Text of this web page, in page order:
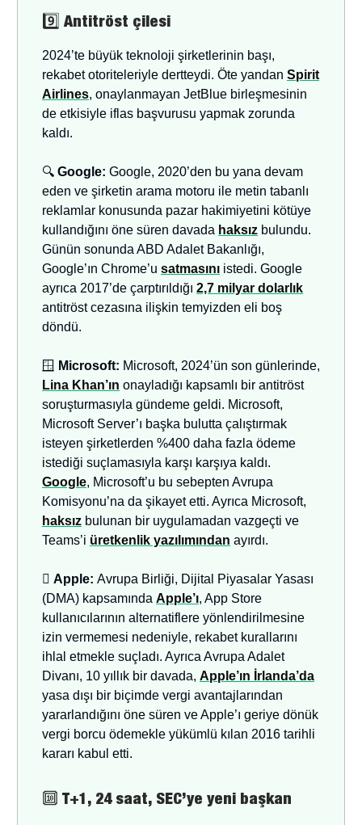
9️⃣ Antitröst çilesi
2024’te büyük teknoloji şirketlerinin başı,
rekabet otoriteleriyle dertteydi. Öte yandan Spirit
Airlines, onaylanmayan JetBlue birleşmesinin
de etkisiyle iflas başvurusu yapmak zorunda
kaldı.
🔍 Google: Google, 2020’den bu yana devam
eden ve şirketin arama motoru ile metin tabanlı
reklamlar konusunda pazar hakimiyetini kötüye
kullandığını öne süren davada haksız bulundu.
Günün sonunda ABD Adalet Bakanlığı,
Google’ın Chrome’u satmasını istedi. Google
ayrıca 2017’de çarptırıldığı 2,7 milyar dolarlık
antitröst cezasına ilişkin temyizden eli boş
döndü.
🪟 Microsoft: Microsoft, 2024’ün son günlerinde,
Lina Khan’ın onayladığı kapsamlı bir antitröst
soruşturmasıyla gündeme geldi. Microsoft,
Microsoft Server’ı başka bulutta çalıştırmak
isteyen şirketlerden %400 daha fazla ödeme
istediği suçlamasıyla karşı karşıya kaldı.
Google, Microsoft’u bu sebepten Avrupa
Komisyonu’na da şikayet etti. Ayrıca Microsoft,
haksız bulunan bir uygulamadan vazgeçti ve
Teams’i üretkenlik yazılımından ayırdı.
 Apple: Avrupa Birliği, Dijital Piyasalar Yasası
(DMA) kapsamında Apple’ı, App Store
kullanıcılarının alternatiflere yönlendirilmesine
izin vermemesi nedeniyle, rekabet kurallarını
ihlal etmekle suçladı. Ayrıca Avrupa Adalet
Divanı, 10 yıllık bir davada, Apple’ın İrlanda’da
yasa dışı bir biçimde vergi avantajlarından
yararlandığını öne süren ve Apple’ı geriye dönük
vergi borcu ödemekle yükümlü kılan 2016 tarihli
kararı kabul etti.
🔟 T+1, 24 saat, SEC’ye yeni başkan